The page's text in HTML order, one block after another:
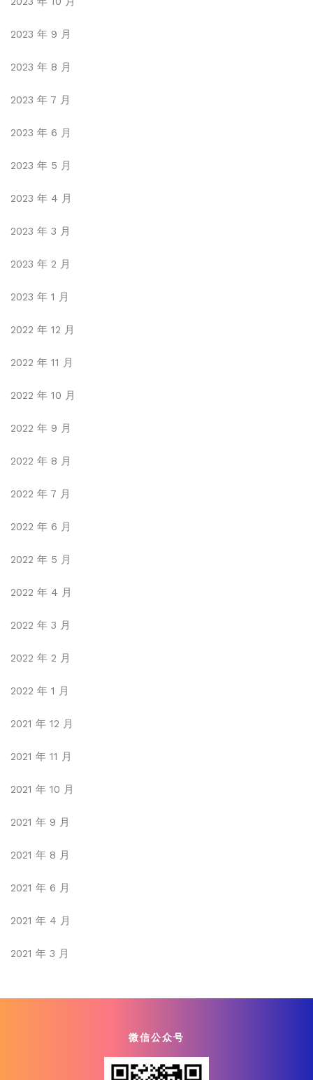
2023 年 9 月
2023 年 8 月
2023 年 7 月
2023 年 6 月
2023 年 5 月
2023 年 4 月
2023 年 3 月
2023 年 2 月
2023 年 1 月
2022 年 12 月
2022 年 11 月
2022 年 10 月
2022 年 9 月
2022 年 8 月
2022 年 7 月
2022 年 6 月
2022 年 5 月
2022 年 4 月
2022 年 3 月
2022 年 2 月
2022 年 1 月
2021 年 12 月
2021 年 11 月
2021 年 10 月
2021 年 9 月
2021 年 8 月
2021 年 6 月
2021 年 4 月
2021 年 3 月
微信公众号